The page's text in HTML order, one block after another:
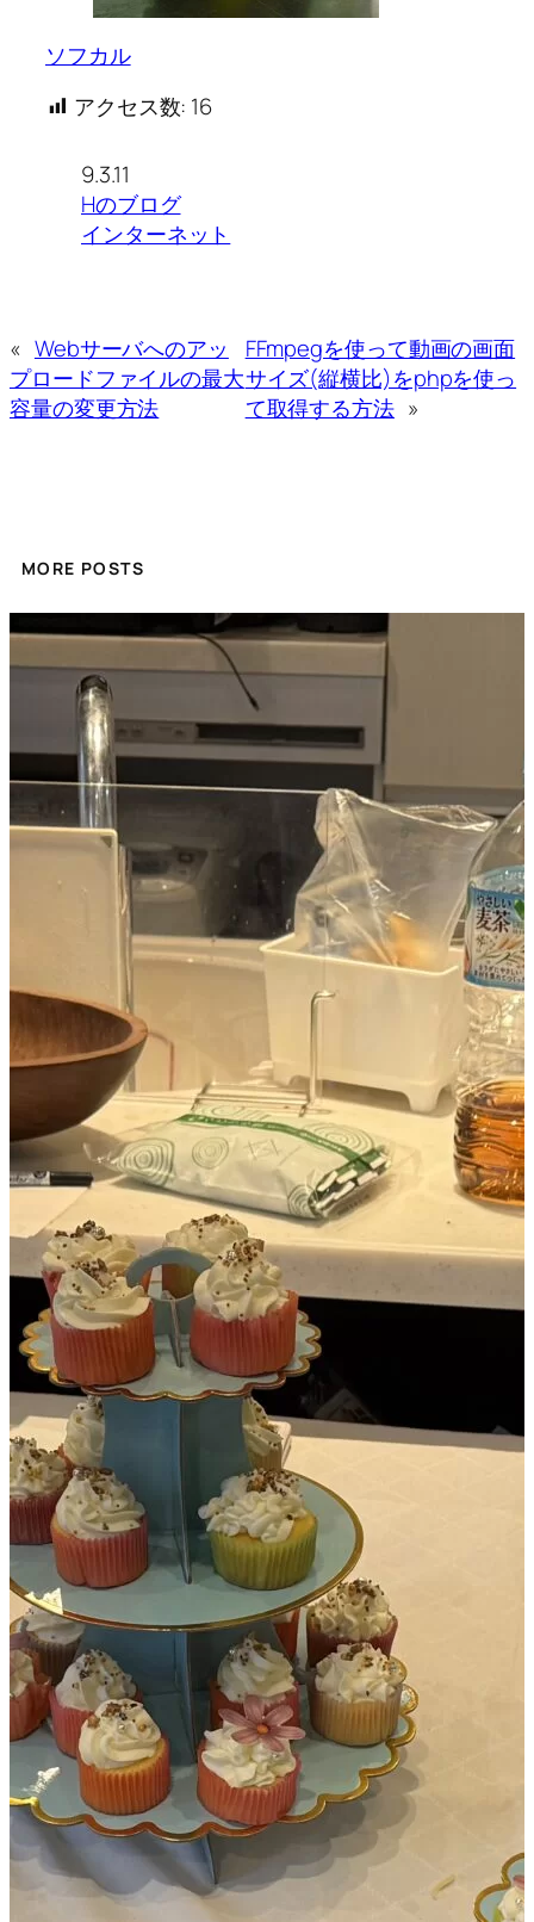
ソフカル
アクセス数: 16
9.3.11
Hのブログ
インターネット
« Webサーバへのアッ
プロードファイルの最大
容量の変更方法
FFmpegを使って動画の画面
サイズ(縦横比)をphpを使っ
て取得する方法 »
MORE POSTS